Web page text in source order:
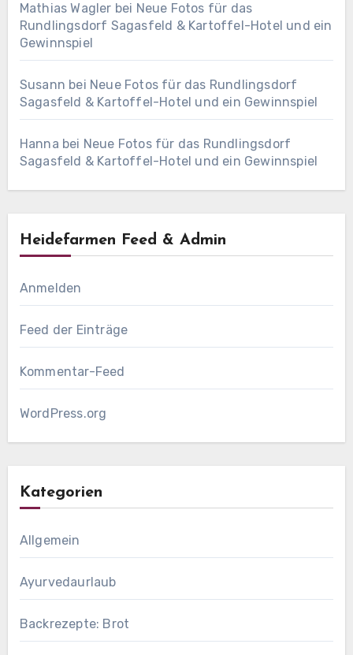
Mathias Wagler bei Neue Fotos für das
Rundlingsdorf Sagasfeld & Kartoffel-Hotel und ein
Gewinnspiel
Susann bei Neue Fotos für das Rundlingsdorf
Sagasfeld & Kartoffel-Hotel und ein Gewinnspiel
Hanna bei Neue Fotos für das Rundlingsdorf
Sagasfeld & Kartoffel-Hotel und ein Gewinnspiel
Heidefarmen Feed & Admin
Anmelden
Feed der Einträge
Kommentar-Feed
WordPress.org
Kategorien
Allgemein
Ayurvedaurlaub
Backrezepte: Brot